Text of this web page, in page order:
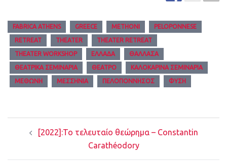
FABRICA ATHENS GREECE METHONI PELOPONNESE
RETREAT THEATER THEATER RETREAT
THEATER WORKSHOP ΕΛΛΆΔΑ ΘΆΛΛΑΣΑ
ΘΕΑΤΡΙΚΆ ΣΕΜΙΝΆΡΙΑ ΘΈΑΤΡΟ ΚΑΛΟΚΑΡΙΝΆ ΣΕΜΙΝΆΡΙΑ
ΜΕΘΏΝΗ ΜΕΣΣΗΝΊΑ ΠΕΛΟΠΌΝΝΗΣΟΣ ΦΎΣΗ
navigation[2022]:Το τελευταίο θεώρημα – Constantin
Carathéodory